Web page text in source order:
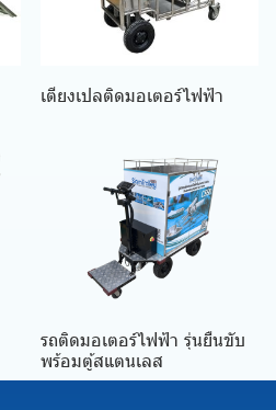
เตียงเปลติดมอเตอร์ไฟฟ้า
รถติดมอเตอร์ไฟฟ้า รุ่นยืนขับ
พร้อมตู้สแตนเลส